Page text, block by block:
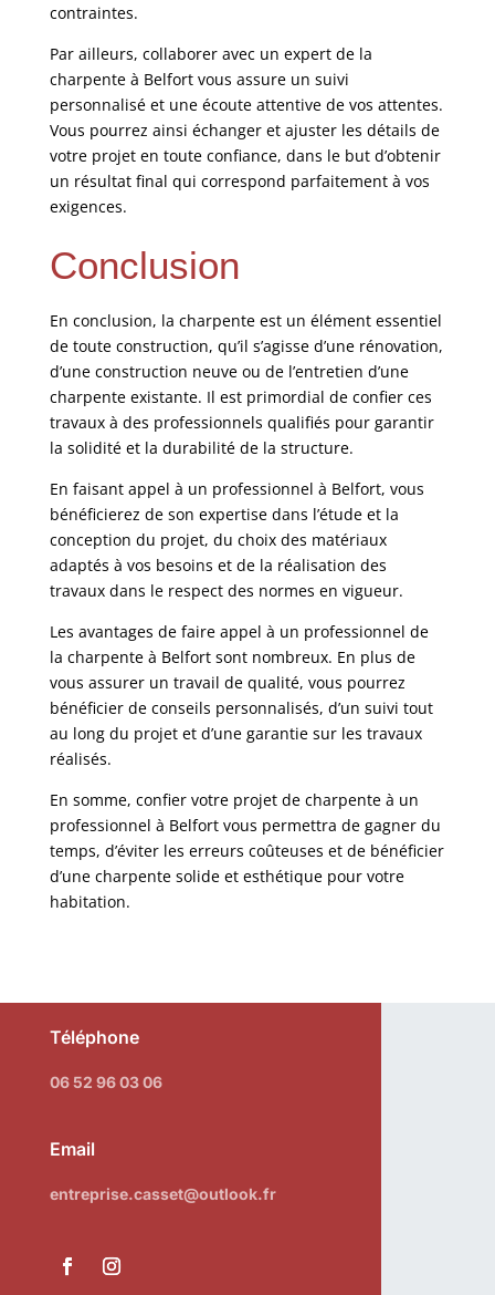
contraintes.
Par ailleurs, collaborer avec un expert de la
charpente à Belfort vous assure un suivi
personnalisé et une écoute attentive de vos attentes.
Vous pourrez ainsi échanger et ajuster les détails de
votre projet en toute confiance, dans le but d’obtenir
un résultat final qui correspond parfaitement à vos
exigences.
Conclusion
En conclusion, la charpente est un élément essentiel
de toute construction, qu’il s’agisse d’une rénovation,
d’une construction neuve ou de l’entretien d’une
charpente existante. Il est primordial de confier ces
travaux à des professionnels qualifiés pour garantir
la solidité et la durabilité de la structure.
En faisant appel à un professionnel à Belfort, vous
bénéficierez de son expertise dans l’étude et la
conception du projet, du choix des matériaux
adaptés à vos besoins et de la réalisation des
travaux dans le respect des normes en vigueur.
Les avantages de faire appel à un professionnel de
la charpente à Belfort sont nombreux. En plus de
vous assurer un travail de qualité, vous pourrez
bénéficier de conseils personnalisés, d’un suivi tout
au long du projet et d’une garantie sur les travaux
réalisés.
En somme, confier votre projet de charpente à un
professionnel à Belfort vous permettra de gagner du
temps, d’éviter les erreurs coûteuses et de bénéficier
d’une charpente solide et esthétique pour votre
habitation.
Téléphone
06 52 96 03 06
Email
entreprise.casset@outlook.fr